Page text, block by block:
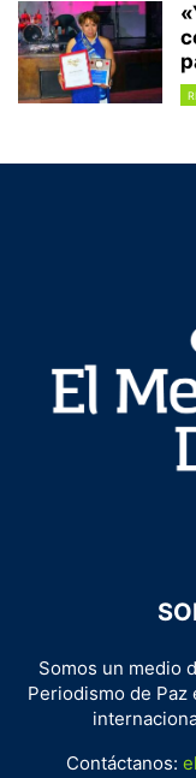
Somos un medio
Periodismo de Paz
Contáctanos: